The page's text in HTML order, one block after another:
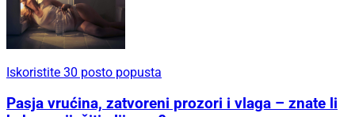
Iskoristite 30 posto popusta
Pasja vrućina, zatvoreni prozori i vlaga – znate li